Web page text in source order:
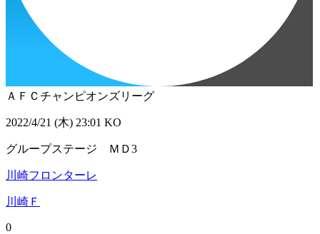
ＡＦＣチャンピオンズリーグ
2022/4/21 (木) 23:01 KO
グループステージ ＭＤ3
川崎フロンターレ
川崎Ｆ
0